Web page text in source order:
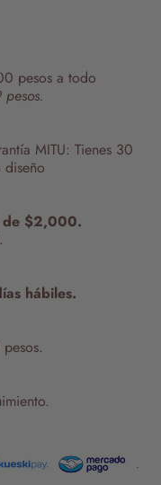
pesos a todo
MITU: Tienes 30
de $2,000.
hábiles.
.